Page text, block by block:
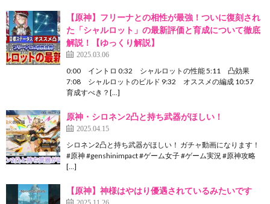
【原神】フリーナとの相性が最強！ついに復刻され
た「シャルロット」の最新評価と育成について徹底
解説！【ゆっくり解説】
2025.03.06
0:00 イントロ 0:32 シャルロットの性能 5:11 凸効果
7:08 シャルロットのビルド 9:32 オススメの編成 10:57
育成すべき？[…]
原神・シロネン2凸と持ち武器がほしい！
2025.04.15
シロネン2凸と持ち武器がほしい！ ガチャ動画になります！
#原神 #genshinimpact #ゲーム女子 #ゲーム実況 #原神攻略
[…]
【原神】神様はやはり優遇されているみたいです
2025.11.26